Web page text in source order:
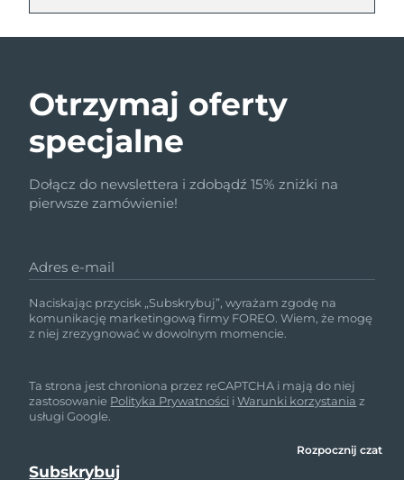
Otrzymaj oferty
specjalne
Dołącz do newslettera i zdobądź 15% zniżki na
pierwsze zamówienie!
Adres e-mail
Naciskając przycisk „Subskrybuj”, wyrażam zgodę na
komunikację marketingową firmy FOREO. Wiem, że mogę
z niej zrezygnować w dowolnym momencie.
Ta strona jest chroniona przez reCAPTCHA i mają do niej
zastosowanie Polityka Prywatności iWarunki korzystania z
usługi Google.
Rozpocznij czat